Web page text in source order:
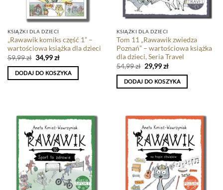
KSIĄŻKI DLA DZIECI
„Rawawik komiks część 1” –
wartościowa książka dla dzieci
59,99zł 34,99zł
DODAJ DO KOSZYKA
KSIĄŻKI DLA DZIECI
Tom 11 „Rawawik zwiedza
Poznań” – wartościowa książka
dla dzieci, Seria Travel
54,99zł 29,99zł
DODAJ DO KOSZYKA